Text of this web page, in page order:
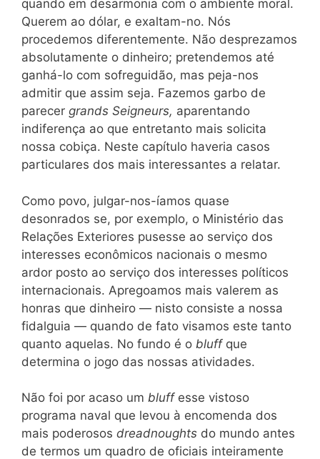
quando em desarmonia com o ambiente moral.
Querem ao dólar, e exaltam-no. Nós
procedemos diferentemente. Não desprezamos
absolutamente o dinheiro; pretendemos até
ganhá-lo com sofreguidão, mas peja-nos
admitir que assim seja. Fazemos garbo de
parecer grands Seigneurs, aparentando
indiferença ao que entretanto mais solicita
nossa cobiça. Neste capítulo haveria casos
particulares dos mais interessantes a relatar.
Como povo, julgar-nos-íamos quase
desonrados se, por exemplo, o Ministério das
Relações Exteriores pusesse ao serviço dos
interesses econômicos nacionais o mesmo
ardor posto ao serviço dos interesses políticos
internacionais. Apregoamos mais valerem as
honras que dinheiro — nisto consiste a nossa
fidalguia — quando de fato visamos este tanto
quanto aquelas. No fundo é o bluff que
determina o jogo das nossas atividades.
Não foi por acaso um bluff esse vistoso
programa naval que levou à encomenda dos
mais poderosos dreadnoughts do mundo antes
de termos um quadro de oficiais inteiramente